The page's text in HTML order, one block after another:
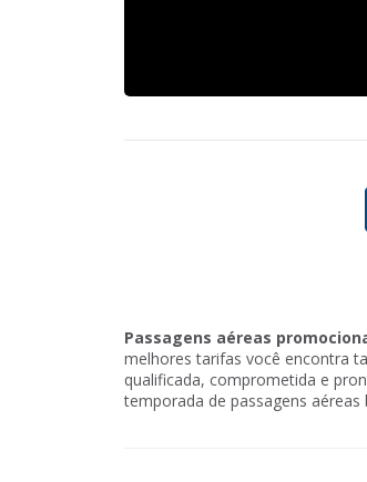
Passagens aéreas
melhores tarifas você encontra
qualificada, comprometida e
temporada de passagens aéreas